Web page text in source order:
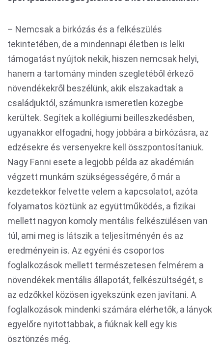
– Nemcsak a birkózás és a felkészülés
tekintetében, de a mindennapi életben is lelki
támogatást nyújtok nekik, hiszen nemcsak helyi,
hanem a tartomány minden szegletéből érkező
növendékekről beszélünk, akik elszakadtak a
családjuktól, számunkra ismeretlen közegbe
kerültek. Segítek a kollégiumi beilleszkedésben,
ugyanakkor elfogadni, hogy jobbára a birkózásra, az
edzésekre és versenyekre kell összpontosítaniuk.
Nagy Fanni esete a legjobb példa az akadémián
végzett munkám szükségességére, ő már a
kezdetekkor felvette velem a kapcsolatot, azóta
folyamatos köztünk az együttműködés, a fizikai
mellett nagyon komoly mentális felkészülésen van
túl, ami meg is látszik a teljesítményén és az
eredményein is. Az egyéni és csoportos
foglalkozások mellett természetesen felmérem a
növendékek mentális állapotát, felkészültségét, s
az edzőkkel közösen igyekszünk ezen javítani. A
foglalkozások mindenki számára elérhetők, a lányok
egyelőre nyitottabbak, a fiúknak kell egy kis
ösztönzés még.